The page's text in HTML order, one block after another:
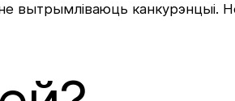
вытрымліваюць канкурэнцыі.